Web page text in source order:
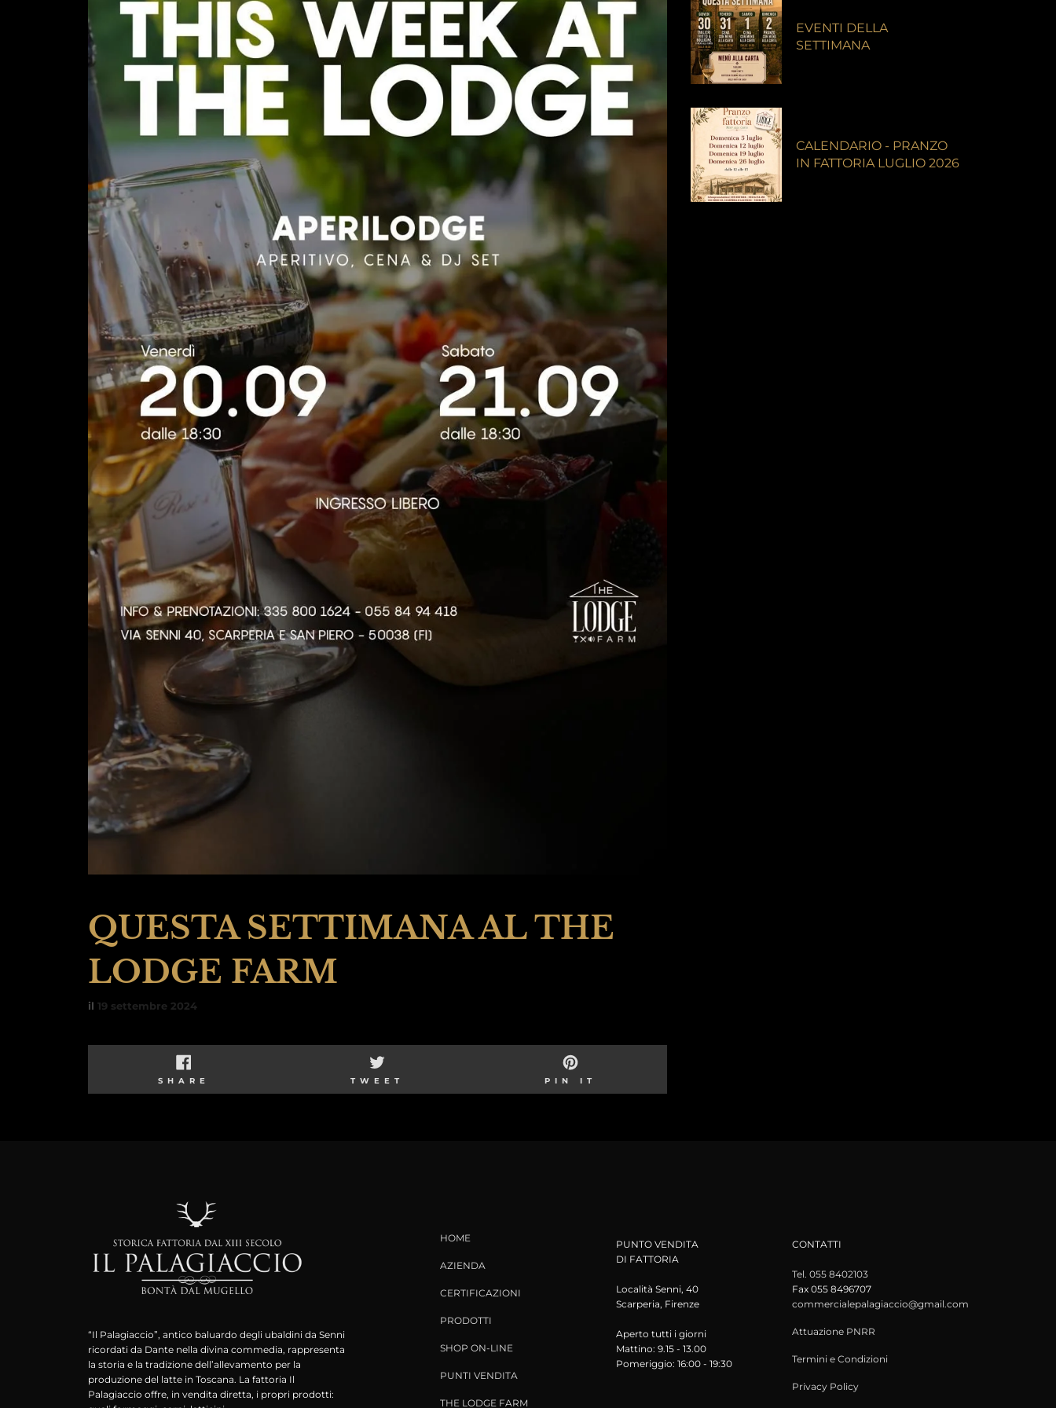
QUESTA SETTIMANA AL THE
LODGE FARM
il 19 settembre 2024
SHARE
ON
TWEET
ON
PIN IT
ON
EVENTI DELLA
SETTIMANA
CALENDARIO - PRANZO
IN FATTORIA LUGLIO 2026
“Il Palagiaccio”, antico baluardo degli ubaldini da Senni
ricordati da Dante nella divina commedia, rappresenta
la storia e la tradizione dell’allevamento per la
produzione del latte in Toscana. La fattoria Il
Palagiaccio offre, in vendita diretta, i propri prodotti:
HOME
AZIENDA
CERTIFICAZIONI
PRODOTTI
SHOP ON-LINE
PUNTI VENDITA
THE LODGE FARM
PUNTO VENDITA
DI FATTORIA
Località Senni, 40
Scarperia, Firenze
Aperto tutti i giorni
Mattino: 9.15 - 13.00
Pomeriggio: 16:00 - 19:30
CONTATTI
Tel. 055 8402103
Fax 055 8496707
commercialepalagiaccio@gmail.com
Attuazione PNRR
Termini e Condizioni
Privacy Policy